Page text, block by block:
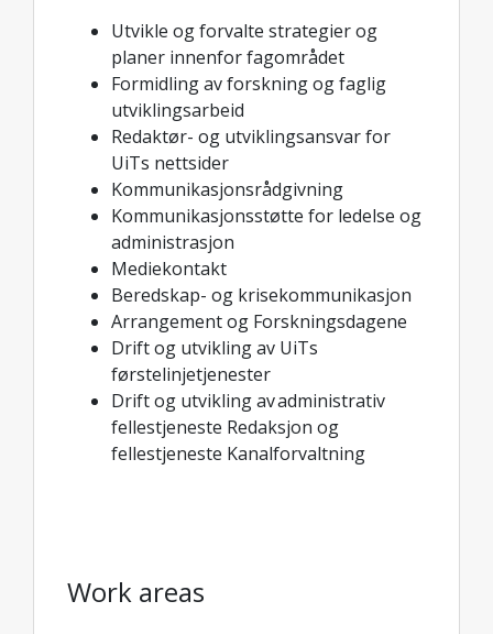
Utvikle og forvalte strategier og
planer innenfor fagområdet
Formidling av forskning og faglig
utviklingsarbeid
Redaktør- og utviklingsansvar for
UiTs nettsider
Kommunikasjonsrådgivning
Kommunikasjonsstøtte for ledelse og
administrasjon
Mediekontakt
Beredskap- og krisekommunikasjon
Arrangement og Forskningsdagene
Drift og utvikling av UiTs
førstelinjetjenester
Drift og utvikling av administrativ
fellestjeneste Redaksjon og
fellestjeneste Kanalforvaltning
Work areas